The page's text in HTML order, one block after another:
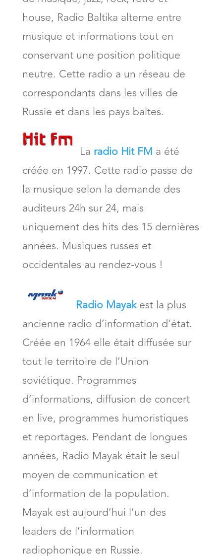
house, Radio Baltika alterne entre
musique et informations tout en
conservant une position politique
neutre. Cette radio a un réseau de
correspondants dans les villes de
Russie et dans les pays baltes.
La radio Hit FM a été
créée en 1997. Cette radio passe de
la musique selon la demande des
auditeurs 24h sur 24, mais
uniquement des hits des 15 dernières
années. Musiques russes et
occidentales au rendez-vous !
Radio Mayakest la plus
ancienne radio d’information d’état.
Créée en 1964 elle était diffusée sur
tout le territoire de l’Union
soviétique. Programmes
d’informations, diffusion de concert
en live, programmes humoristiques
et reportages. Pendant de longues
années, Radio Mayak était le seul
moyen de communication et
d’information de la population.
Mayak est aujourd’hui l’un des
leaders de l’information
radiophonique en Russie.